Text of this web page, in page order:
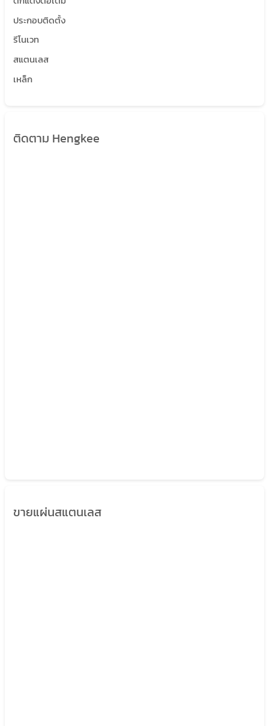
ประกอบติดตั้ง
รีโนเวท
สแตนเลส
เหล็ก
ติดตาม Hengkee
ขายแผ่นสแตนเลส